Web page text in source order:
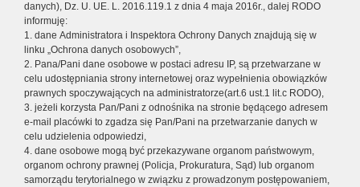
danych), Dz. U. UE. L. 2016.119.1 z dnia 4 maja 2016r., dalej RODO
informuję:
1. dane Administratora i Inspektora Ochrony Danych znajdują się w
linku „Ochrona danych osobowych”,
2. Pana/Pani dane osobowe w postaci adresu IP, są przetwarzane w
celu udostępniania strony internetowej oraz wypełnienia obowiązków
prawnych spoczywających na administratorze(art.6 ust.1 lit.c RODO),
3. jeżeli korzysta Pan/Pani z odnośnika na stronie będącego adresem
e-mail placówki to zgadza się Pan/Pani na przetwarzanie danych w
celu udzielenia odpowiedzi,
4. dane osobowe mogą być przekazywane organom państwowym,
organom ochrony prawnej (Policja, Prokuratura, Sąd) lub organom
samorządu terytorialnego w związku z prowadzonym postępowaniem,